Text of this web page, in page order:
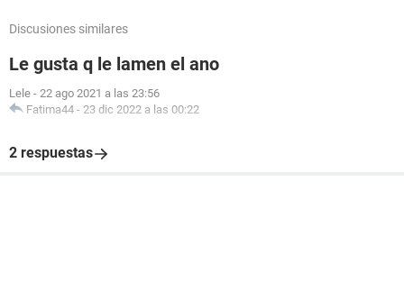
Discusiones similares
Le gusta q le lamen el ano
Lele - 22 ago 2021 a las 23:56
Fatima44 - 23 dic 2022 a las 00:22
2 respuestas